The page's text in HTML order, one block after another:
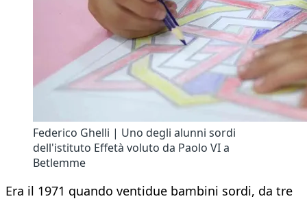
Federico Ghelli | Uno degli alunni sordi
dell'istituto Effetà voluto da Paolo VI a
Betlemme
Era il 1971 quando ventidue bambini sordi, da tre